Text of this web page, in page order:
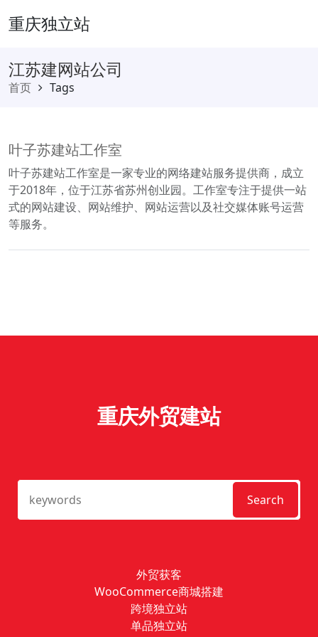
重庆独立站
江苏建网站公司
首页 Tags
叶子苏建站工作室
叶子苏建站工作室是一家专业的网络建站服务提供商，成立
于2018年，位于江苏省苏州创业园。工作室专注于提供一站
式的网站建设、网站维护、网站运营以及社交媒体账号运营
等服务。
重庆外贸建站
Search
外贸获客
WooCommerce商城搭建
跨境独立站
单品独立站